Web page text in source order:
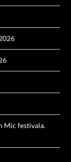
Mic festivala.